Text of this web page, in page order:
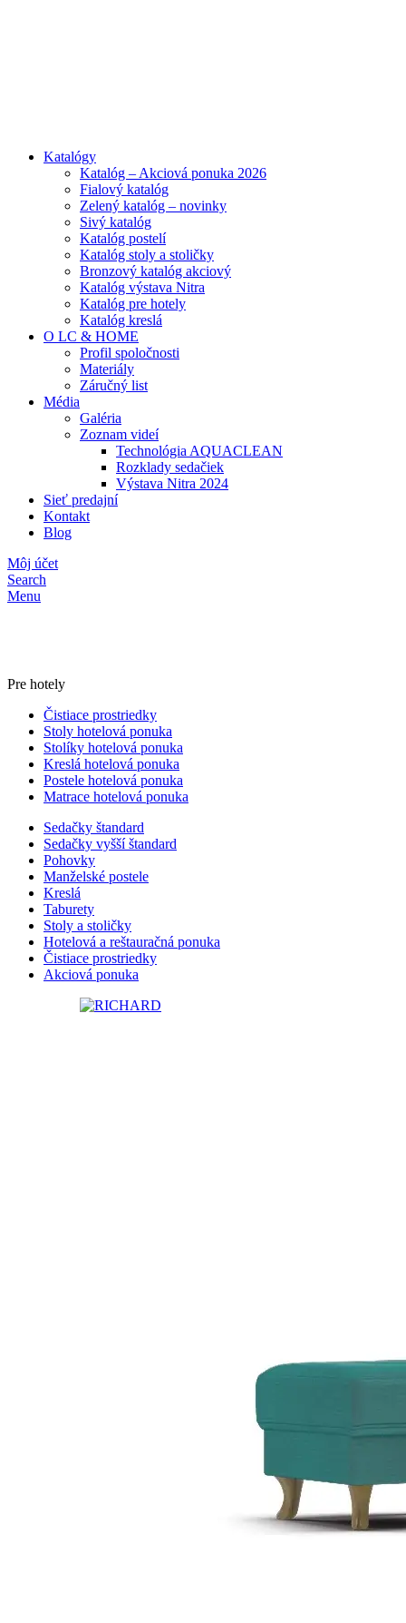
Katalógy
Katalóg – Akciová ponuka 2026
Fialový katalóg
Zelený katalóg – novinky
Sivý katalóg
Katalóg postelí
Katalóg stoly a stoličky
Bronzový katalóg akciový
Katalóg výstava Nitra
Katalóg pre hotely
Katalóg kreslá
O LC & HOME
Profil spoločnosti
Materiály
Záručný list
Média
Galéria
Zoznam videí
Technológia AQUACLEAN
Rozklady sedačiek
Výstava Nitra 2024
Sieť predajní
Kontakt
Blog
Môj účet
Search
Menu
Pre hotely
Čistiace prostriedky
Stoly hotelová ponuka
Stolíky hotelová ponuka
Kreslá hotelová ponuka
Postele hotelová ponuka
Matrace hotelová ponuka
Sedačky štandard
Sedačky vyšší štandard
Pohovky
Manželské postele
Kreslá
Taburety
Stoly a stoličky
Hotelová a reštauračná ponuka
Čistiace prostriedky
Akciová ponuka